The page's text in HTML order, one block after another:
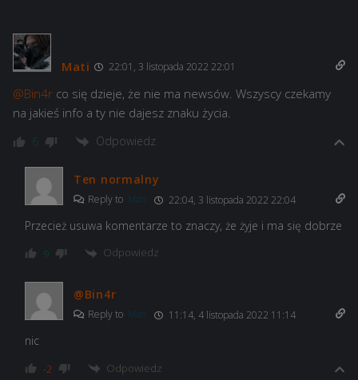
Mati 22:01, 3 listopada 2022 22:01
@Bin4r co się dzieje, że nie ma newsów. Wszyscy czekamy
na jakieś info a ty nie dajesz znaku życia.
6 Odpowiedz
Ten normalny
Reply to Mati 22:04, 3 listopada 2022 22:04
Przecież usuwa komentarze to znaczy, że żyje i ma się dobrze
9 Odpowiedz
@Bin4r
Reply to Mati 11:14, 4 listopada 2022 11:14
nic
-2 Odpowiedz